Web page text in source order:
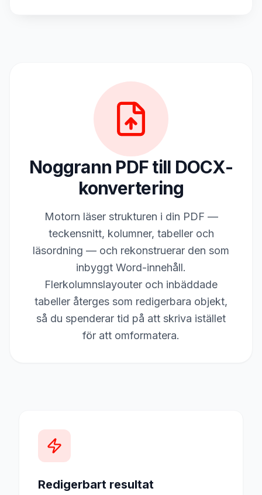
Noggrann PDF till DOCX-
konvertering
Motorn läser strukturen i din PDF —
teckensnitt, kolumner, tabeller och
läsordning — och rekonstruerar den som
inbyggt Word-innehåll.
Flerkolumnslayouter och inbäddade
tabeller återges som redigerbara objekt,
så du spenderar tid på att skriva istället
för att omformatera.
Redigerbart resultat